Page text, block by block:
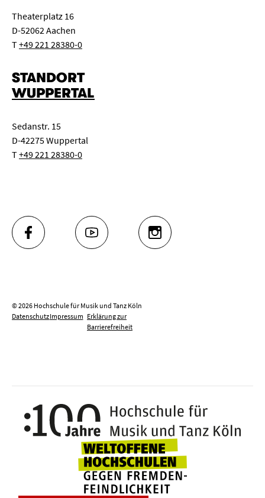
Theaterplatz 16
D-52062 Aachen
T+49 221 28380-0
STANDORT
WUPPERTAL
Sedanstr. 15
D-42275 Wuppertal
T+49 221 28380-0
FACEBOOK YOUTUBE INSTAGRAM
© 2026 Hochschule für Musik und Tanz Köln
DatenschutzImpressum Erklärung zur
Barrierefreiheit